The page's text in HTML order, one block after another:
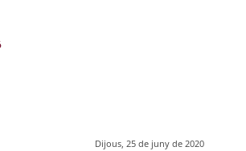
Dijous, 25 de juny de 2020